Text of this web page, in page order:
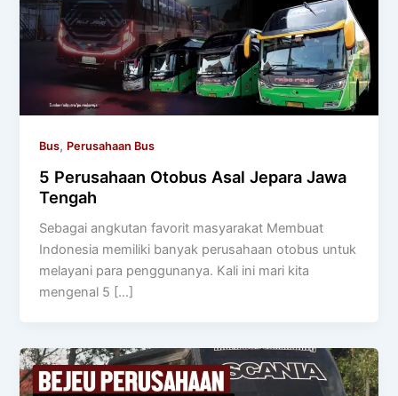
Bus, Perusahaan Bus
5 Perusahaan Otobus Asal Jepara Jawa
Tengah
Sebagai angkutan favorit masyarakat Membuat
Indonesia memiliki banyak perusahaan otobus untuk
melayani para penggunanya. Kali ini mari kita
mengenal 5 […]